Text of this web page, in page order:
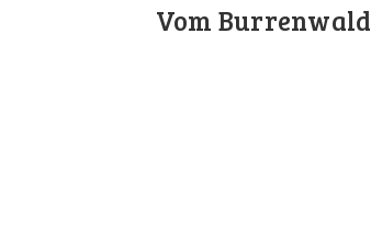
Vom Burrenwald